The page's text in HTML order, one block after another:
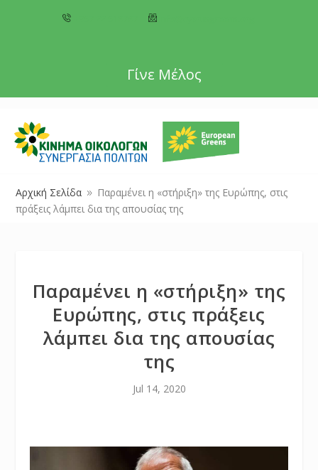
Γίνε Μέλος
Αρχική Σελίδα 9
Παραμένει η «στήριξη» της Ευρώπης, στις
πράξεις λάμπει δια της απουσίας της
Παραμένει η «στήριξη» της
Ευρώπης, στις πράξεις
λάμπει δια της απουσίας
της
Jul 14, 2020